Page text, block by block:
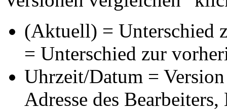
(Aktuell) = Unterschied
= Unterschied zur
Uhrzeit/Datum =
Adresse des